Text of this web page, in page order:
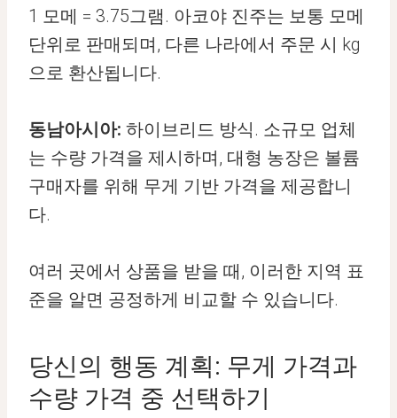
1 모메 = 3.75그램. 아코야 진주는 보통 모메
단위로 판매되며, 다른 나라에서 주문 시 kg
으로 환산됩니다.
동남아시아: 하이브리드 방식. 소규모 업체
는 수량 가격을 제시하며, 대형 농장은 볼륨
구매자를 위해 무게 기반 가격을 제공합니
다.
여러 곳에서 상품을 받을 때, 이러한 지역 표
준을 알면 공정하게 비교할 수 있습니다.
당신의 행동 계획: 무게 가격과
수량 가격 중 선택하기